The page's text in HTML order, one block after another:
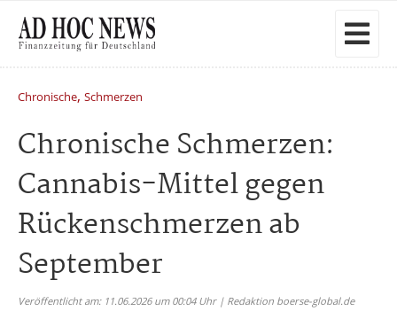
Chronische, Schmerzen
Chronische Schmerzen:
Cannabis-Mittel gegen
Rückenschmerzen ab
September
Veröffentlicht am: 11.06.2026 um 00:04 Uhr | Redaktion boerse-global.de